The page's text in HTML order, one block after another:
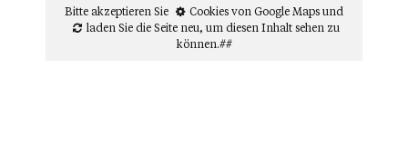
Bitte akzeptieren Sie
Cookies von Google Mapsund
laden Sie die Seite neu, um diesen Inhalt sehen zu
können.##